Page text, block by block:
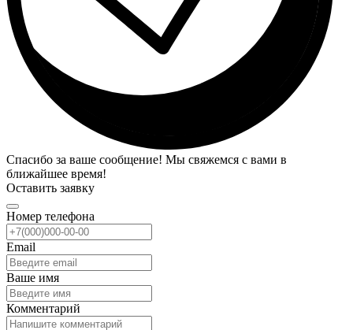
Спасибо за ваше сообщение! Мы свяжемся с вами в
ближайшее время!
Оставить заявку
Номер телефона
Email
Ваше имя
Комментарий